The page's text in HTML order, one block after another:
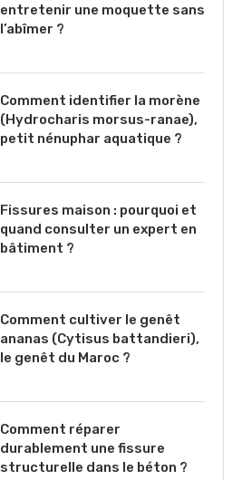
entretenir une moquette sans
l’abîmer ?
Comment identifier la morène
(Hydrocharis morsus-ranae),
petit nénuphar aquatique ?
Fissures maison : pourquoi et
quand consulter un expert en
bâtiment ?
Comment cultiver le genêt
ananas (Cytisus battandieri),
le genêt du Maroc ?
Comment réparer
durablement une fissure
structurelle dans le béton ?